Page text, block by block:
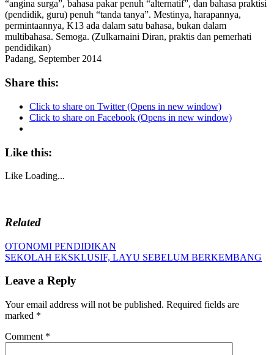
“angina surga”, bahasa pakar penuh “alternatif”, dan bahasa praktisi
(pendidik, guru) penuh “tanda tanya”. Mestinya, harapannya,
permintaannya, K13 ada dalam satu bahasa, bukan dalam
multibahasa. Semoga. (Zulkarnaini Diran, praktis dan pemerhati
pendidikan)
Padang, September 2014
Share this:
Click to share on Twitter (Opens in new window)
Click to share on Facebook (Opens in new window)
Like this:
Like Loading...
Related
Post
navigation
Previous
Post:
OTONOMI PENDIDIKAN
Next
SEKOLAH EKSKLUSIF, LAYU SEBELUM BERKEMBANG
Leave a Reply
Your email address will not be published. Required fields are
marked *
Comment *